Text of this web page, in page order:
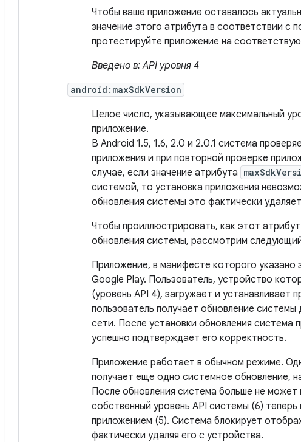
Чтобы ваше приложение оставалось
значение этого атрибута в соответствии с
протестируйте приложение на
Введено в: API уровня 4
android:maxSdkVersion
Целое число, указывающее максимальный
приложение.
В Android 1.5, 1.6, 2.0 и 2.0.1 система
приложения и при повторной проверке
случае, если значение атрибута
системой, то установка приложения
обновления системы это фактически
Чтобы проиллюстрировать, как этот
обновления системы, рассмотрим
Приложение, в манифесте которого указано
Google Play. Пользователь, устройство
(уровень API 4), загружает и устанавливает
пользователь получает обновление
сети. После установки обновления система
успешно подтверждает его корректность.
Приложение работает в обычном режиме.
получает еще одно системное обновление,
После обновления система больше не
собственный уровень API системы (6)
приложением (5). Система блокирует
фактически удаляя его с устройства.